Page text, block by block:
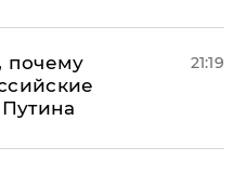
почему
21:19